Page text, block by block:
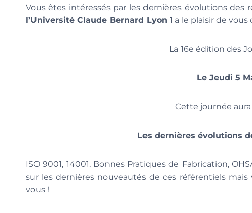
Vous êtes intéressés par les dernières évolutions des
l’Université Claude Bernard Lyon 1 a le plaisir de vous
La 16e édition des
Le Jeudi 5
Cette journée
Les dernières évolutions
ISO 9001, 14001, Bonnes Pratiques de Fabrication,
sur les dernières nouveautés de ces référentiels
vous !